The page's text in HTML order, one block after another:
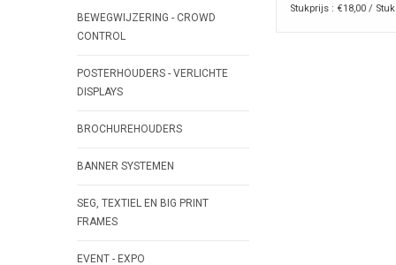
BEWEGWIJZERING - CROWD
CONTROL
POSTERHOUDERS - VERLICHTE
DISPLAYS
BROCHUREHOUDERS
BANNER SYSTEMEN
SEG, TEXTIEL EN BIG PRINT
FRAMES
EVENT - EXPO
Stukprijs : €18,00 / Stuk